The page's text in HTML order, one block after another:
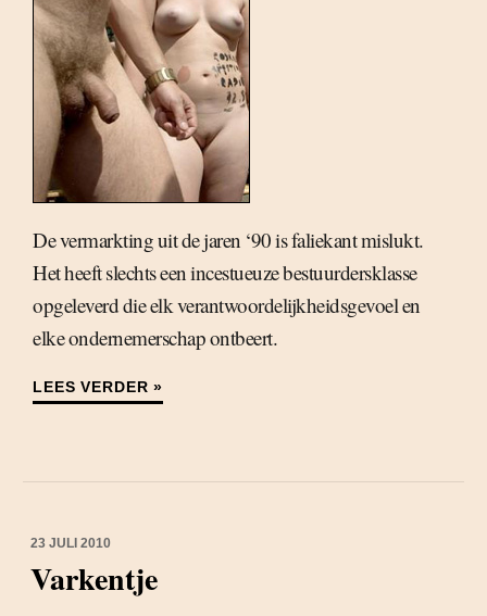
De vermarkting uit de jaren ‘90 is faliekant mislukt.
Het heeft slechts een incestueuze bestuurdersklasse
opgeleverd die elk verantwoordelijkheidsgevoel en
elke ondernemerschap ontbeert.
LEES VERDER »
23 JULI 2010
Varkentje